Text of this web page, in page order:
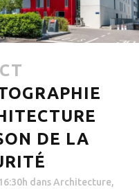
DE LA
dansArchitecture,